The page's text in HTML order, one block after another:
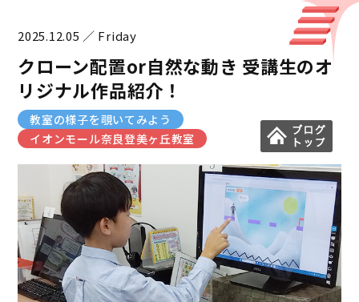
2025.12.05 ／ Friday
クローン配置or自然な動き 受講生のオ
リジナル作品紹介！
教室の様子を覗いてみよう
イオンモール奈良登美ヶ丘教室